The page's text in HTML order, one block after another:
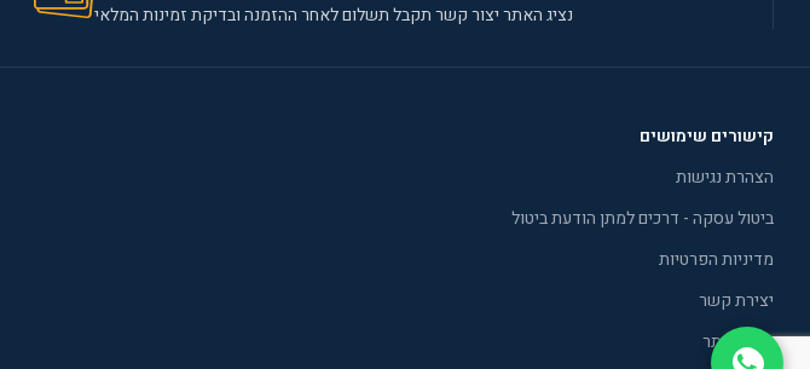
נציג האתר יצור קשר תקבל תשלום לאחר ההזמנה ובדיקת זמינות המלאי
קישורים שימושים
הצהרת נגישות
ביטול עסקה - דרכים למתן הודעת ביטול
מדיניות הפרטיות
יצירת קשר
תקנון אתר